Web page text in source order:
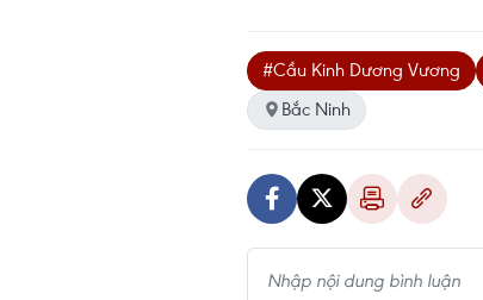
#Cầu Kinh Dương Vương
Bắc Ninh